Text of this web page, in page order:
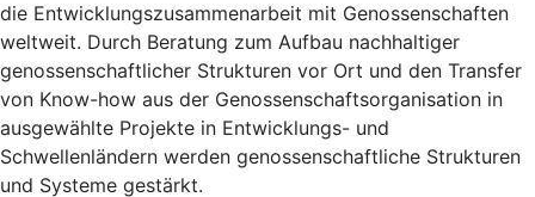
die Entwicklungszusammenarbeit mit Genossenschaften
weltweit. Durch Beratung zum Aufbau nachhaltiger
genossenschaftlicher Strukturen vor Ort und den Transfer
von Know-how aus der Genossenschaftsorganisation in
ausgewählte Projekte in Entwicklungs- und
Schwellenländern werden genossenschaftliche Strukturen
und Systeme gestärkt.